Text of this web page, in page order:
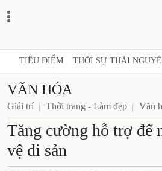
TIÊU ĐIỂM THỜI SỰ THÁI
VĂN HÓA
Giải trí Thời trang - Làm đẹp Văn
Tăng cường hỗ trợ để
vệ di sản